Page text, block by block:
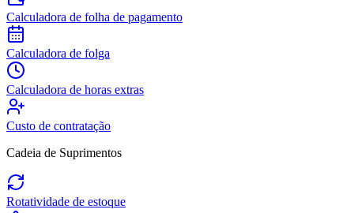
Calculadora de folha de pagamento
Calculadora de folga
Calculadora de horas extras
Custo de contratação
Cadeia de Suprimentos
Rotatividade de estoque